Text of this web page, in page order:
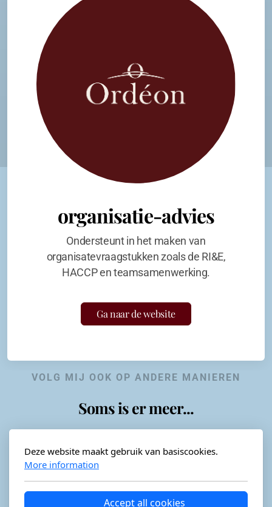
organisatie-advies
Ondersteunt in het maken van
organisatevraagstukken zoals de RI&E,
HACCP en teamsamenwerking.
Ga naar de website
VOLG MIJ OOK OP ANDERE MANIEREN
Soms is er meer...
Horeca-advies
Deze website maakt gebruik van basiscookies.
More information
Accept all cookies